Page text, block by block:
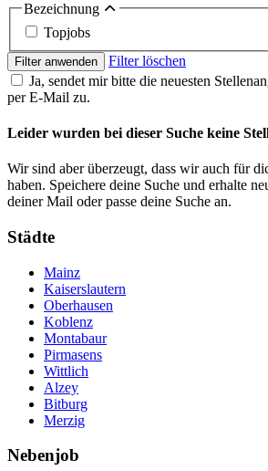
Bezeichnung
Topjobs
Filter anwenden
Filter löschen
Ja, sendet mir bitte die neuesten
per E-Mail zu.
Leider wurden bei dieser Suche keine
Wir sind aber überzeugt, dass wir auch für
haben. Speichere deine Suche und erhalte
deiner Mail oder passe deine Suche an.
Städte
Mainz
Kaiserslautern
Oberhausen
Koblenz
Montabaur
Pirmasens
Wittlich
Alzey
Bitburg
Merzig
Nebenjob